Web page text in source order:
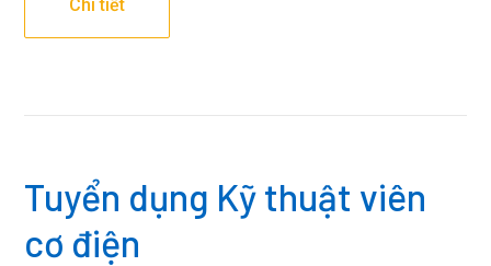
Chi tiết
Tuyển dụng Kỹ thuật viên
cơ điện